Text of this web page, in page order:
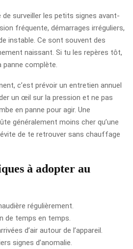
surveiller les petits signes avant-
fréquente, démarrages irréguliers,
instable. Ce sont souvent des
naissant. Si tu les repères tôt,
complète.
c’est prévoir un entretien annuel
un œil sur la pression et ne pas
en panne pour agir. Une
généralement moins cher qu’une
de te retrouver sans chauffage
à adopter au
régulièrement.
de temps en temps.
d’air autour de l’appareil.
signes d’anomalie.